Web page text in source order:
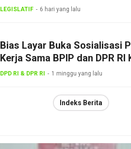
LEGISLATIF 6 hari yang lalu
Bias Layar Buka Sosialisasi
Kerja Sama BPIP dan DPR
Gerakan Kebajikan Pancasila
DPD RI & DPR RI 1 minggu yang lalu
Indeks Berita